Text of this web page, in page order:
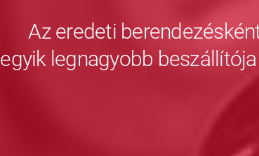
Az eredeti
egyik legnagyobb